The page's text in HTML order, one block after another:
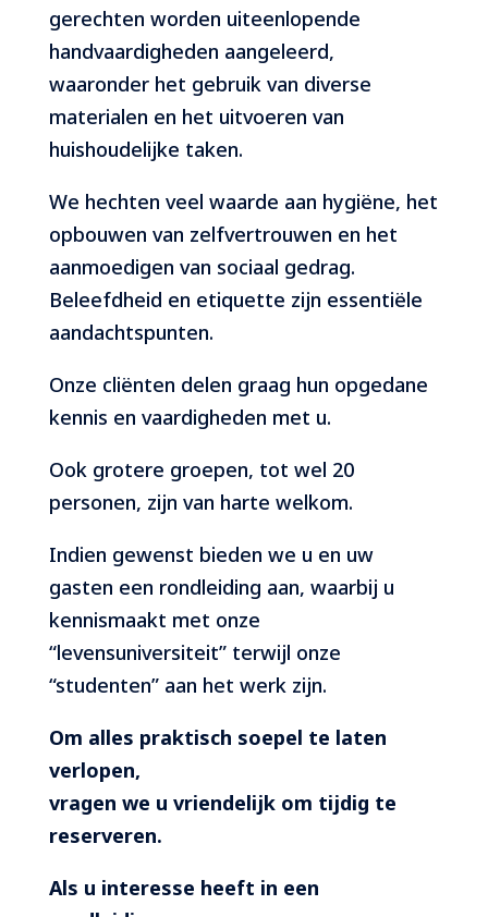
gerechten worden uiteenlopende
handvaardigheden aangeleerd,
waaronder het gebruik van diverse
materialen en het uitvoeren van
huishoudelijke taken.
We hechten veel waarde aan hygiëne, het
opbouwen van zelfvertrouwen en het
aanmoedigen van sociaal gedrag.
Beleefdheid en etiquette zijn essentiële
aandachtspunten.
Onze cliënten delen graag hun opgedane
kennis en vaardigheden met u.
Ook grotere groepen, tot wel 20
personen, zijn van harte welkom.
Indien gewenst bieden we u en uw
gasten een rondleiding aan, waarbij u
kennismaakt met onze
“levensuniversiteit” terwijl onze
“studenten” aan het werk zijn.
Om alles praktisch soepel te laten
verlopen,
vragen we u vriendelijk om tijdig te
reserveren.
Als u interesse heeft in een